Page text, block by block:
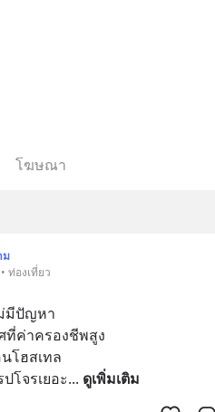
โฆษณา
ม
ท่องเที่ยว
มีปัญหา
ที่ค่าครองชีพสูง
โฮสเทล
โจรเยอะ... ดูเพิ่มเติม